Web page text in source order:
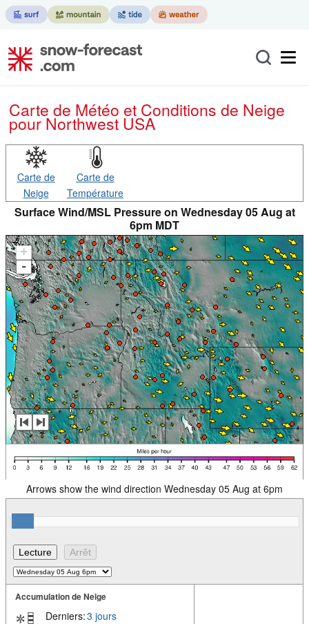
Carte de Météo et Conditions de Neige
pour Northwest USA
Carte de
Neige
Carte de
Température
Surface Wind/MSL Pressure on Wednesday 05 Aug at
6pm MDT
+
-
Arrows show the wind direction Wednesday 05 Aug at 6pm
Accumulation de Neige
Derniers:3 jours